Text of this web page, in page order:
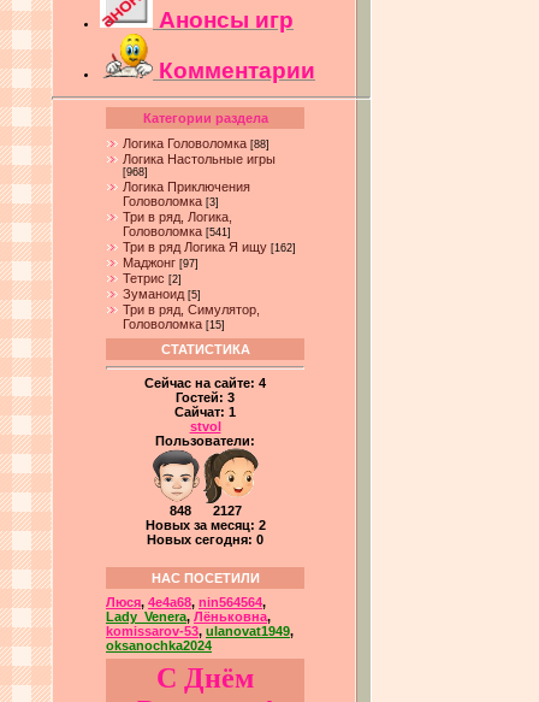
Анонсы игр
Комментарии
Категории раздела
Логика Головоломка [88]
Логика Настольные игры
[968]
Логика Приключения
Головоломка [3]
Три в ряд, Логика,
Головоломка [541]
Три в ряд Логика Я ищу [162]
Маджонг [97]
Тетрис [2]
Зуманоид [5]
Три в ряд, Симулятор,
Головоломка [15]
СТАТИСТИКА
Сейчас на сайте: 4
Гостей: 3
Сайчат: 1
stvol
Пользователи:
848 2127
Новых за месяц: 2
Новых сегодня: 0
НАС ПОСЕТИЛИ
Люся, 4e4a68, nin564564,
Lady_Venera, Лёньковна,
komissarov-53, ulanovat1949,
oksanochka2024
С Днём